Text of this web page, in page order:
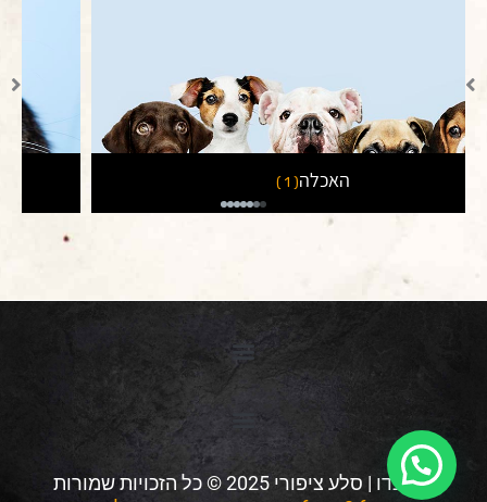
חול לחתולים
בלקנדו | סלע ציפורי 2025 © כל הזכויות שמורות